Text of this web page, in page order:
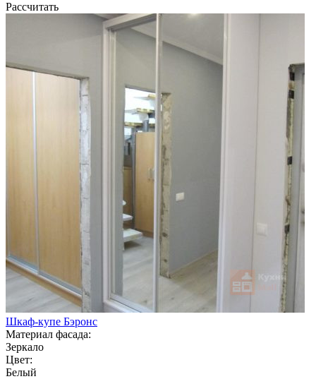
Рассчитать
Шкаф-купе Бэронс
Материал фасада:
Зеркало
Цвет:
Белый